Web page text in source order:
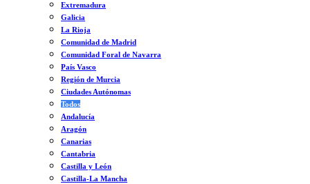
Extremadura
Galicia
La Rioja
Comunidad de Madrid
Comunidad Foral de Navarra
País Vasco
Región de Murcia
Ciudades Autónomas
Todos
Andalucía
Aragón
Canarias
Cantabria
Castilla y León
Castilla-La Mancha